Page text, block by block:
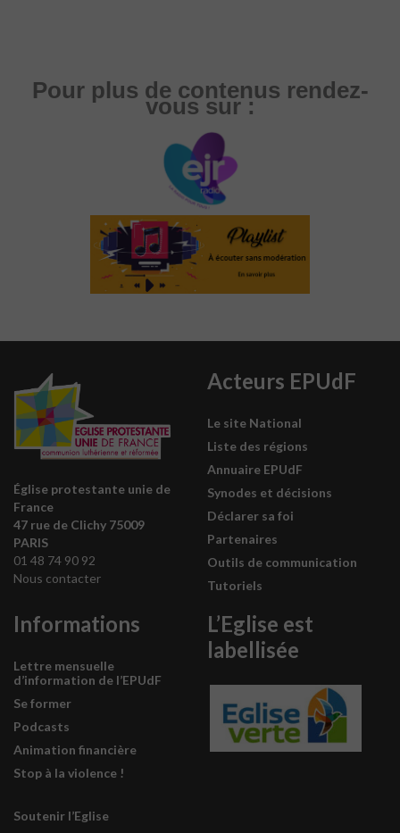
Pour plus de contenus rendez-
vous sur :
Église protestante unie de
France
47 rue de Clichy 75009
PARIS
01 48 74 90 92
Nous contacter
Acteurs EPUdF
Le site National
Liste des régions
Annuaire EPUdF
Synodes et décisions
Déclarer sa foi
Partenaires
Outils de communication
Tutoriels
Informations
Lettre mensuelle
d’information de l’EPUdF
Se former
Podcasts
Animation financière
Stop à la violence !
Soutenir l’Eglise
L’Eglise est
labellisée